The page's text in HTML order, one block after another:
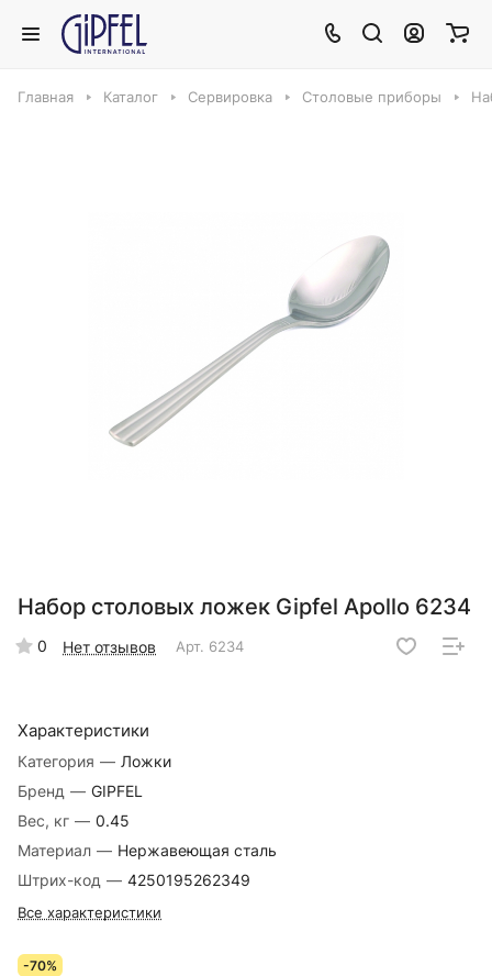
Главная Каталог Сервировка Столовые приборы
Набор столовых ложек Gipfel Apollo 6234
0 Нет отзывов Арт. 6234
Характеристики
Категория — Ложки
Бренд — GIPFEL
Вес, кг — 0.45
Материал — Нержавеющая сталь
Штрих-код — 4250195262349
Все характеристики
-70%